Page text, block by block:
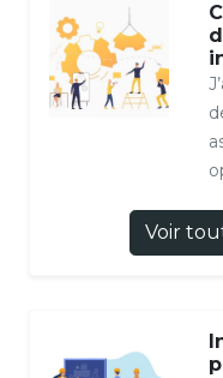
Voir